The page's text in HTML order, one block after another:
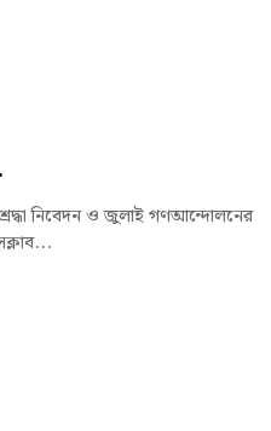
নিবেদন ও জুলাই গণআন্দোলনের